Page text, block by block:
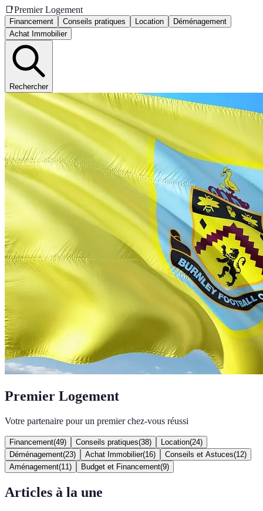
📑Premier Logement
Financement Conseils pratiques Location
Déménagement
Achat Immobilier
Rechercher
Premier Logement
Votre partenaire pour un premier chez-vous réussi
Financement(49) Conseils pratiques(38) Location(24)
Déménagement(23) Achat Immobilier(16) Conseils et Astuces(12)
Aménagement(11 ) Budget et Financement(9)
Articles à la une